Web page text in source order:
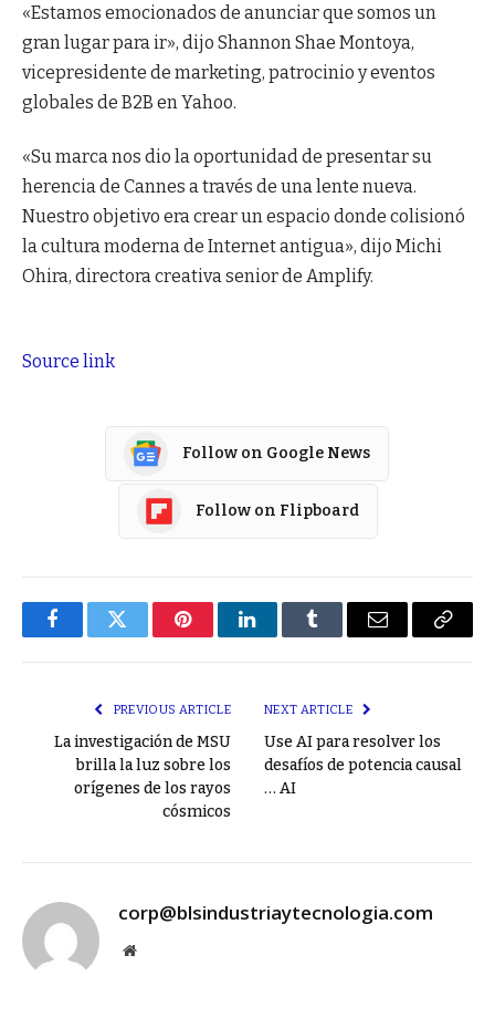
«Estamos emocionados de anunciar que somos un
gran lugar para ir», dijo Shannon Shae Montoya,
vicepresidente de marketing, patrocinio y eventos
globales de B2B en Yahoo.
«Su marca nos dio la oportunidad de presentar su
herencia de Cannes a través de una lente nueva.
Nuestro objetivo era crear un espacio donde colisionó
la cultura moderna de Internet antigua», dijo Michi
Ohira, directora creativa senior de Amplify.
Source link
Follow on Google News
Follow on Flipboard
FacebookTwitter PinterestLinkedInTumblr Email
Copy
PREVIOUS ARTICLE
La investigación de MSU
brilla la luz sobre los
orígenes de los rayos
cósmicos
NEXT ARTICLE
Use AI para resolver los
desafíos de potencia causal
… AI
corp@blsindustriaytecnologia.com
Website